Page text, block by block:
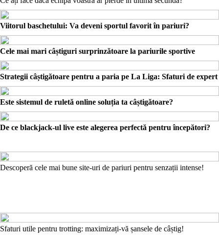
Viitorul baschetului: Va deveni sportul favorit în pariuri?
Cele mai mari câștiguri surprinzătoare la pariurile sportive
Strategii câștigătoare pentru a paria pe La Liga: Sfaturi de expert
Este sistemul de ruletă online soluția ta câștigătoare?
De ce blackjack-ul live este alegerea perfectă pentru începători?
Descoperă cele mai bune site-uri de pariuri pentru senzații intense!
Sfaturi utile pentru trotting: maximizați-vă șansele de câștig!